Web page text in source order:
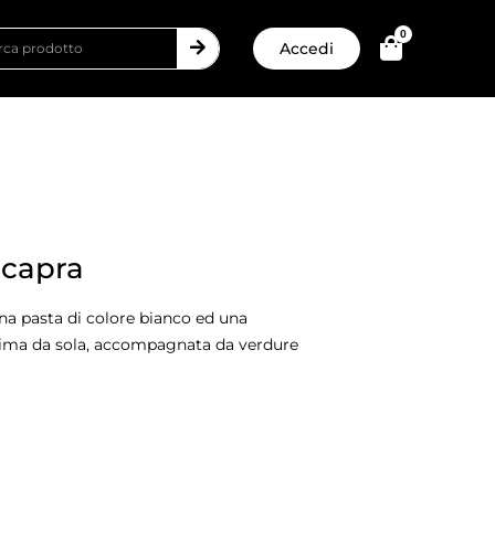
Accedi
0
pasta di colore bianco ed una
da sola, accompagnata da verdure